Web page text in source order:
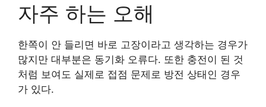
자주 하는 오해
한쪽이 안 들리면 바로 고장이라고 생각하는 경우가
많지만 대부분은 동기화 오류다. 또한 충전이 된 것
처럼 보여도 실제로 접점 문제로 방전 상태인 경우
가 있다.